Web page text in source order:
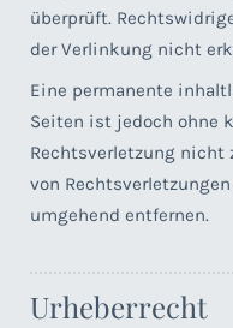
überprüft.
der Verlinkung nicht
Eine permanente
Seiten ist jedoch ohne
Rechtsverletzung nicht
von
umgehend entfernen.
Urheberrecht